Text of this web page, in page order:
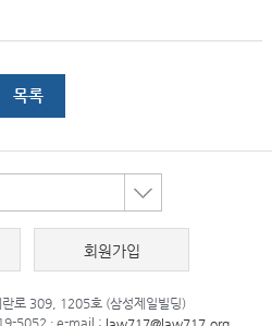
목록
회원가입
로 309, 1205호 (삼성제일빌딩)
5052 · e-mail :